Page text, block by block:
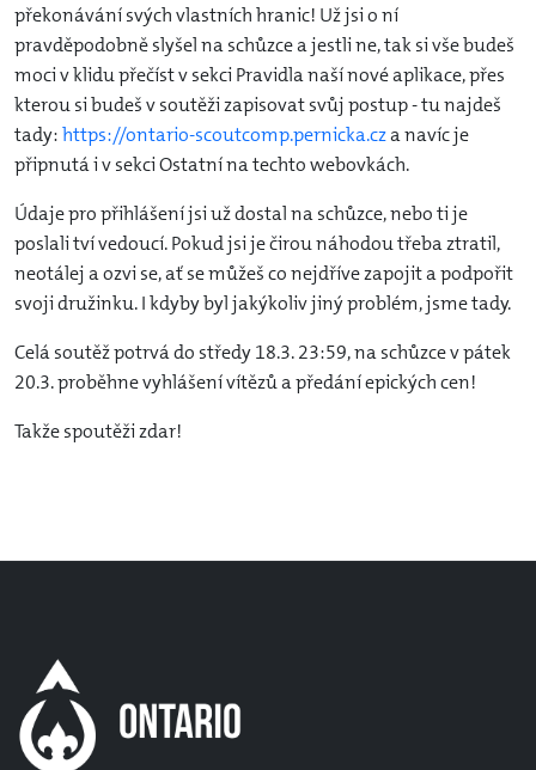
překonávání svých vlastních hranic! Už jsi o ní
pravděpodobně slyšel na schůzce a jestli ne, tak si vše budeš
moci v klidu přečíst v sekci Pravidla naší nové aplikace, přes
kterou si budeš v soutěži zapisovat svůj postup - tu najdeš
tady:https://ontario-scoutcomp.pernicka.cza navíc je
připnutá i v sekci Ostatní na techto webovkách.
Údaje pro přihlášení jsi už dostal na schůzce, nebo ti je
poslali tví vedoucí. Pokud jsi je čirou náhodou třeba ztratil,
neotálej a ozvi se, ať se můžeš co nejdříve zapojit a podpořit
svoji družinku. I kdyby byl jakýkoliv jiný problém, jsme tady.
Celá soutěž potrvá do středy 18.3. 23:59, na schůzce v pátek
20.3. proběhne vyhlášení vítězů a předání epických cen!
Takže spoutěži zdar!